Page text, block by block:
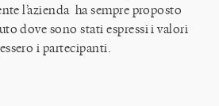
l’azienda ha sempre proposto
dove sono stati espressi i valori
i partecipanti.